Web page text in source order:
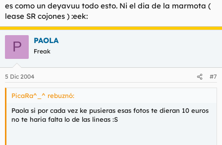
es como un deyavuu todo esto. Ni el dia de la marmota (
lease SR cojones ) :eek:
P PAOLA
Freak
5 Dic 2004 #7
PicaRa^_^ rebuznó:
Paola si por cada vez ke pusieras esas fotos te dieran 10 euros
no te haria falta lo de las lineas :S